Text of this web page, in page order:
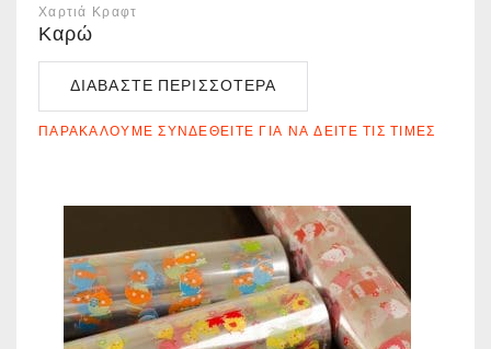
Χαρτιά Κραφτ
Καρώ
ΔΙΑΒΆΣΤΕ ΠΕΡΙΣΣΌΤΕΡΑ
ΠΑΡΑΚΑΛΟΎΜΕ ΣΥΝΔΕΘΕΊΤΕ ΓΙΑ ΝΑ ΔΕΊΤΕ ΤΙΣ ΤΙΜΈΣ